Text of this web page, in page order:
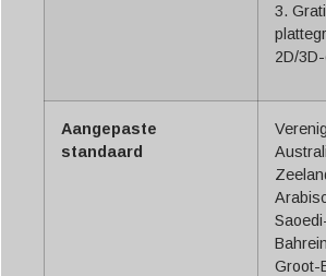
3.
2D/
Aangepaste
standaard
Groot-